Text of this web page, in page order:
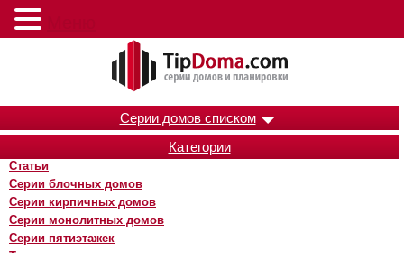
Серии домов списком
Категории
Статьи
Серии блочных домов
Серии кирпичных домов
Серии монолитных домов
Серии пятиэтажек